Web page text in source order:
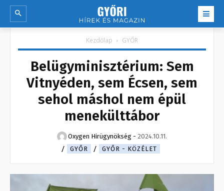
Kezdőlap GYŐR
Belügyminisztérium: Sem
Vitnyéden, sem Écsen, sem
sehol máshol nem épül
menekülttábor
Oxygen Hirügynökség - 2024.10.11.
GYŐR
GYŐR - KÖZÉLET